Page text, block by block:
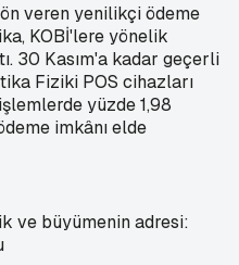
veren yenilikçi ödeme
KOBİ'lere yönelik
30 Kasım'a kadar geçerli
Fiziki POS cihazları
yüzde 1,98
imkânı elde